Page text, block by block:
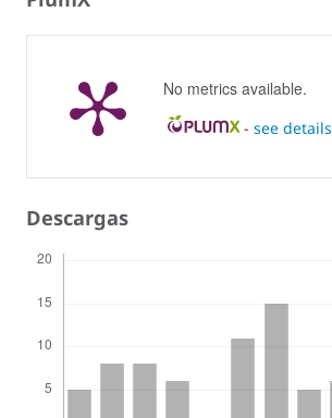
No metrics available.
- see details
Descargas